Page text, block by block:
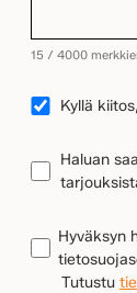
15 / 4000
Kyllä
TILAUS
Haluan
TIETOSUOJA
Hyväksyn
Tutustu